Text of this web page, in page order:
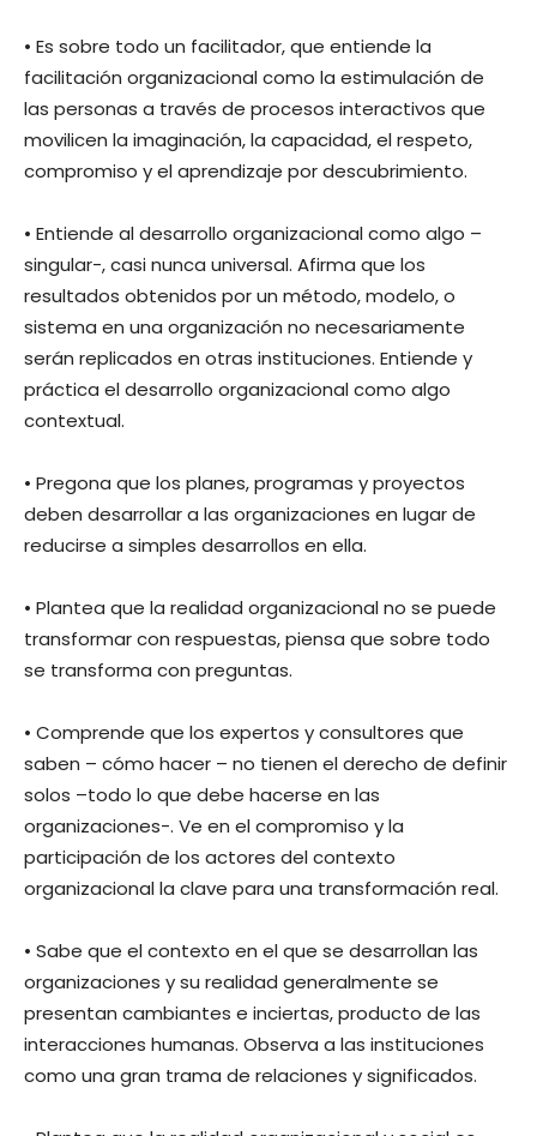
• Es sobre todo un facilitador, que entiende la
facilitación organizacional como la estimulación de
las personas a través de procesos interactivos que
movilicen la imaginación, la capacidad, el respeto,
compromiso y el aprendizaje por descubrimiento.
• Entiende al desarrollo organizacional como algo –
singular-, casi nunca universal. Afirma que los
resultados obtenidos por un método, modelo, o
sistema en una organización no necesariamente
serán replicados en otras instituciones. Entiende y
práctica el desarrollo organizacional como algo
contextual.
• Pregona que los planes, programas y proyectos
deben desarrollar a las organizaciones en lugar de
reducirse a simples desarrollos en ella.
• Plantea que la realidad organizacional no se puede
transformar con respuestas, piensa que sobre todo
se transforma con preguntas.
• Comprende que los expertos y consultores que
saben – cómo hacer – no tienen el derecho de definir
solos –todo lo que debe hacerse en las
organizaciones-. Ve en el compromiso y la
participación de los actores del contexto
organizacional la clave para una transformación real.
• Sabe que el contexto en el que se desarrollan las
organizaciones y su realidad generalmente se
presentan cambiantes e inciertas, producto de las
interacciones humanas. Observa a las instituciones
como una gran trama de relaciones y significados.